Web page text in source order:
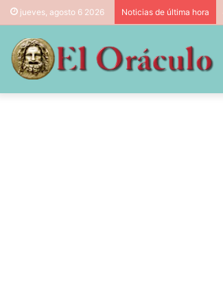
jueves, agosto 6 2026 Noticias de última hora